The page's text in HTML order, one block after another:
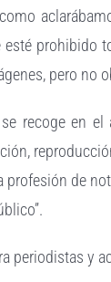
esté prohibido
pero no
recoge en el
profesión de
periodistas y